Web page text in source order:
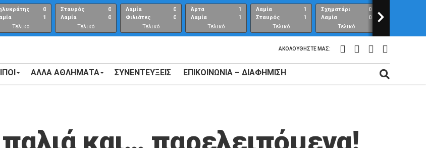
0
1
Τελικό
αποτέλεσμα
Σταυρός
Λαμία
0
0
Τελικό
αποτέλεσμα
Λαμία
Φιλιάτες
0
0
Τελικό
Αποτέλεσμα
Άρτα
Λαμία
1
1
Τελικό
αποτέλεσμα
Λαμία
Σταυρός
1
1
Τελικό
αποτέλεσμα
Σχηματάρι
Λαμία
0
0
Τελικό
αποτέλεσμα
>
ΑΚΟΛΟΥΘΉΣΤΕ ΜΑΣ:
ΑΛΛΑ ΑΘΛΗΜΑΤΑ ΣΥΝΕΝΤΕΎΞΕΙΣ ΕΠΙΚΟΙΝΩΝΊΑ – ΔΙΑΦΉΜΙΣΗ